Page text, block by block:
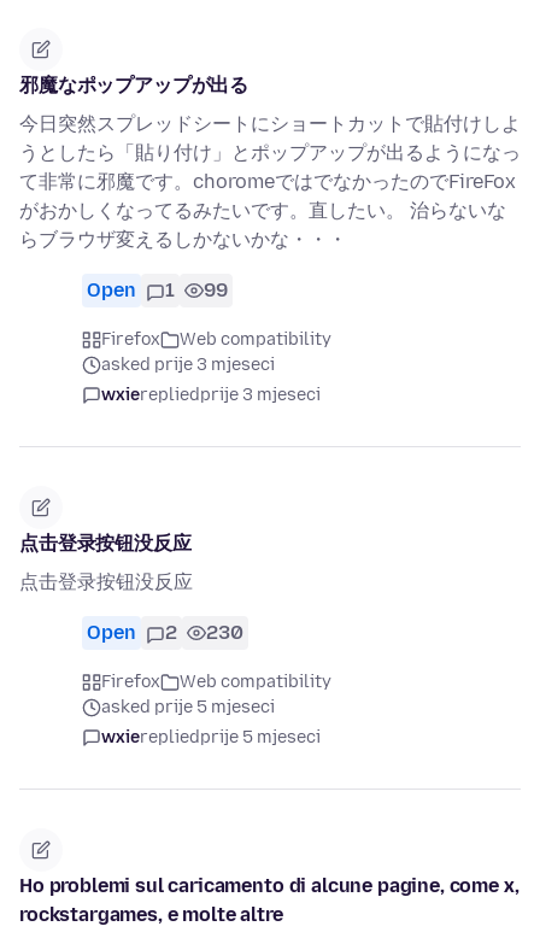
邪魔なポップアップが出る
今日突然スプレッドシートにショートカットで貼付けしよ
うとしたら「貼り付け」とポップアップが出るようになっ
て非常に邪魔です。choromeではでなかったのでFireFox
がおかしくなってるみたいです。直したい。 治らないな
らブラウザ変えるしかないかな・・・
Open 1 99
Firefox
Web compatibility
asked prije 3 mjeseci
wxierepliedprije 3 mjeseci
点击登录按钮没反应
点击登录按钮没反应
Open 2 230
Firefox
Web compatibility
asked prije 5 mjeseci
wxierepliedprije 5 mjeseci
Ho problemi sul caricamento di alcune pagine, come x,
rockstargames, e molte altre